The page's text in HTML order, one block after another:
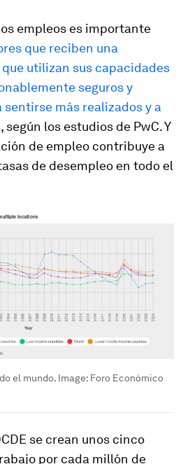
empleos es importante
que reciben una
utilizan sus capacidades
seguros y
más realizados y a
, según los estudios de PwC. Y
de empleo contribuye a
de desempleo en todo el
el mundo. Image: Foro Económico
se crean unos cinco
por cada millón de